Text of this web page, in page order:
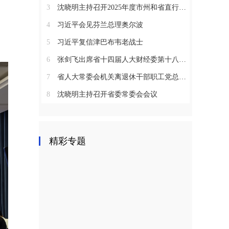
3 沈晓明主持召开2025年度市州和省直行业系统党（工）委书记抓基层党建工作述职评议会议
4 习近平会见芬兰总理奥尔波
5 习近平复信津巴布韦老战士
6 张剑飞出席省十四届人大财经委第十八次全体会议
7 省人大常委会机关离退休干部职工党总支召开2025年度总结表彰大会
8 沈晓明主持召开省委常委会会议
精彩专题